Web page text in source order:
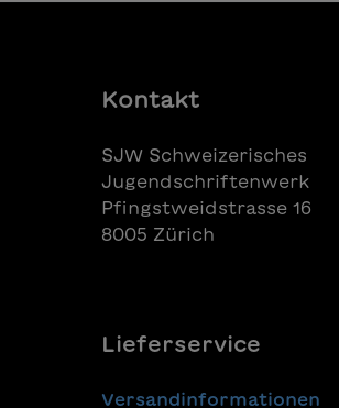
Kontakt
SJW Schweizerisches
Jugendschriftenwerk
Pfingstweidstrasse 16
8005 Zürich
Lieferservice
Versandinformationen